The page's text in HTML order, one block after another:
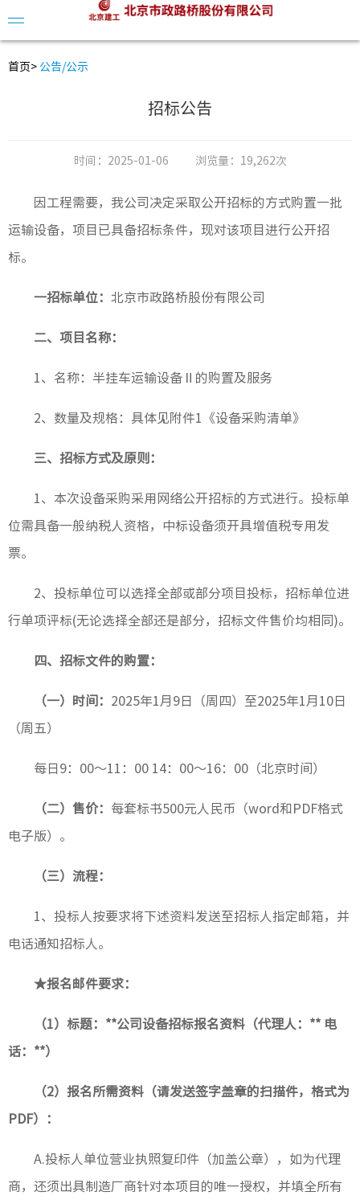
组织架
发展历
绿色建
节能环
公路工
轨道工
首页 > 公告/公示
招标公告
时间： 2025-01-06 浏览量： 19,262次
因工程需要，我公司决定采取公开招标的方式购置一批
运输设备，项目已具备招标条件，现对该项目进行公开招
标。
一招标单位： 北京市政路桥股份有限公司
二、项目名称：
1、名称：半挂车运输设备Ⅱ的购置及服务
2、数量及规格：具体见附件1《设备采购清单》
三、招标方式及原则：
1、本次设备采购采用网络公开招标的方式进行。投标单
位需具备一般纳税人资格，中标设备须开具增值税专用发
票。
2、投标单位可以选择全部或部分项目投标，招标单位进
行单项评标(无论选择全部还是部分，招标文件售价均相同)。
四、招标文件的购置：
（一）时间： 2025年1月9日（周四）至2025年1月10日
（周五）
每日9：00～11：00 14：00～16：00（北京时间）
（二）售价： 每套标书500元人民币（word和PDF格式
电子版）。
（三）流程：
1、投标人按要求将下述资料发送至招标人指定邮箱，并
电话通知招标人。
★报名邮件要求：
（1）标题：**公司设备招标报名资料（代理人：** 电
话：**）
（2）报名所需资料（请发送签字盖章的扫描件，格式为
PDF）：
A.投标人单位营业执照复印件（加盖公章），如为代理
商，还须出具制造厂商针对本项目的唯一授权，并填全所有